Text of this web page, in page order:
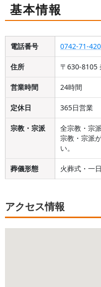
基本情報
電話番号 0742-71-
住所 〒630-8105
営業時間 24時間
定休日 365日営業
宗教・宗派
全宗教・宗
宗教・宗派
い。
葬儀形態 火葬式・一
アクセス情報